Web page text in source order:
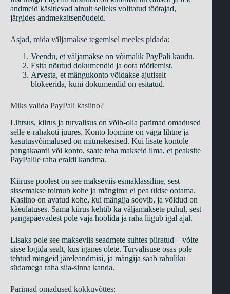
andmeid käsitlevad ainult selleks volitatud töötajad,
järgides andmekaitsenõudeid.
Asjad, mida väljamakse tegemisel meeles pidada:
Veendu, et väljamakse on võimalik PayPali kaudu.
Esita nõutud dokumendid ja oota töötlemist.
Arvesta, et mängukonto võidakse ajutiselt
blokeerida, kuni dokumendid on esitatud.
Miks valida PayPali kasiino?
Lihtsus, kiirus ja turvalisus on võib-olla parimad omadused
selle e-rahakoti juures. Konto loomine on väga lihtne ja
kasutusvõimalused on mitmekesised. Kui lisate kontole
pangakaardi või konto, saate teha makseid ilma, et peaksite
PayPalile raha eraldi kandma.
Kiiruse poolest on see makseviis esmaklassiline, sest
sissemakse toimub kohe ja mängima ei pea üldse ootama.
Kasiino on avatud kohe, kui mängija soovib, ja võidud on
käeulatuses. Sama kiirus kehtib ka väljamaksete puhul, sest
pangapäevadest pole vaja hoolida ja raha liigub igal ajal.
Lisaks pole see makseviis seadmete suhtes piiratud – võite
sisse logida sealt, kus iganes olete. Turvalisuse osas pole
tehtud mingeid järeleandmisi, ja mängija saab rahuliku
südamega raha siia-sinna kanda.
Parimad omadused kokkuvõttes: